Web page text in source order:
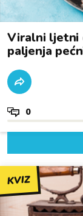
Viralni ljetni
paljenja
0
KVIZ